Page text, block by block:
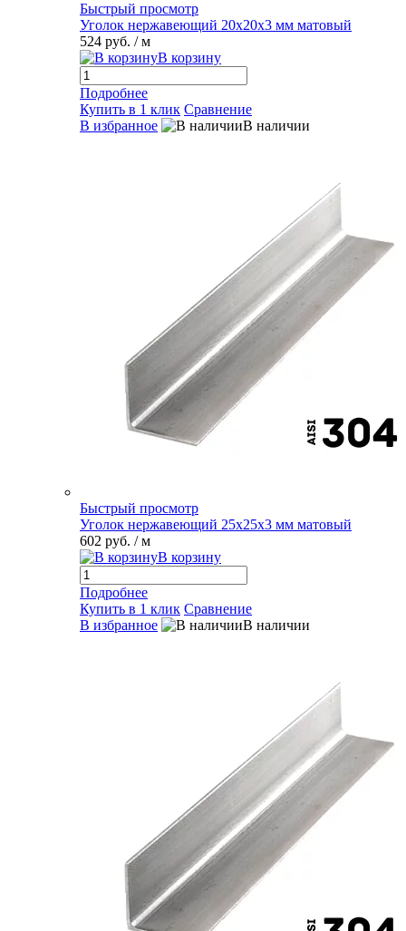
Быстрый просмотр
Уголок нержавеющий 20х20х3 мм матовый
524 руб. / м
В корзину
Подробнее
Купить в 1 клик Сравнение
В избранное
В наличии
Быстрый просмотр
Уголок нержавеющий 25х25х3 мм матовый
602 руб. / м
В корзину
Подробнее
Купить в 1 клик Сравнение
В избранное
В наличии